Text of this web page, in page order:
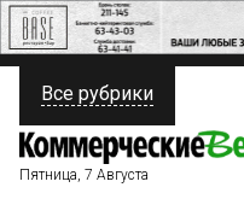
ПОЛИТИКА
ФИНАНСЫ
Все рубрики
Пятница, 7 Августа